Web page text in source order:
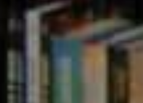
a powerful and easy-to-
Applications & Websites.
Panel (Dashboard).
ISP & NGO in
applications.